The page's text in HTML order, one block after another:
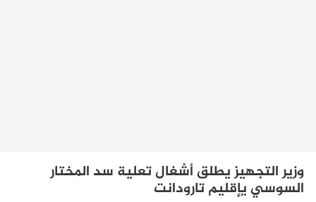
وزير التجهيز يطلق أشغال تعلية سد المختار
السوسي يإقليم تارودانت